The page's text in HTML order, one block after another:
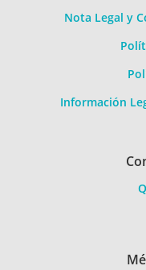
Nota Legal y
Información